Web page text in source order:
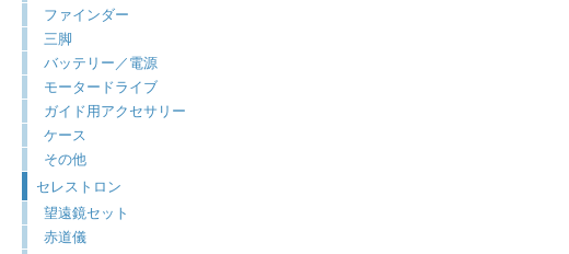
ファインダー
三脚
バッテリー／電源
モータードライブ
ガイド用アクセサリー
ケース
その他
セレストロン
望遠鏡セット
赤道儀